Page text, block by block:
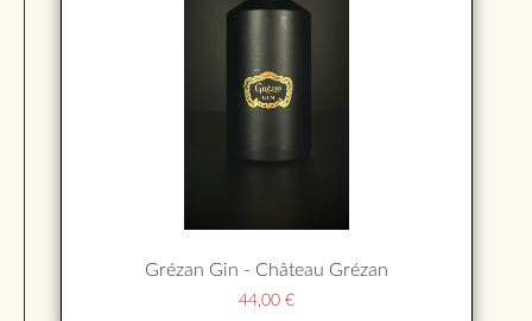
Grézan Gin - Château Grézan
44,00 €